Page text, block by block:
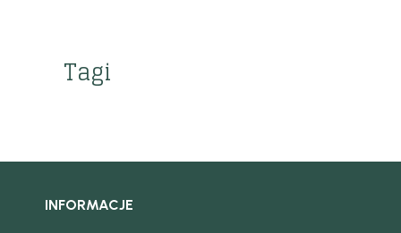
Tagi
INFORMACJE